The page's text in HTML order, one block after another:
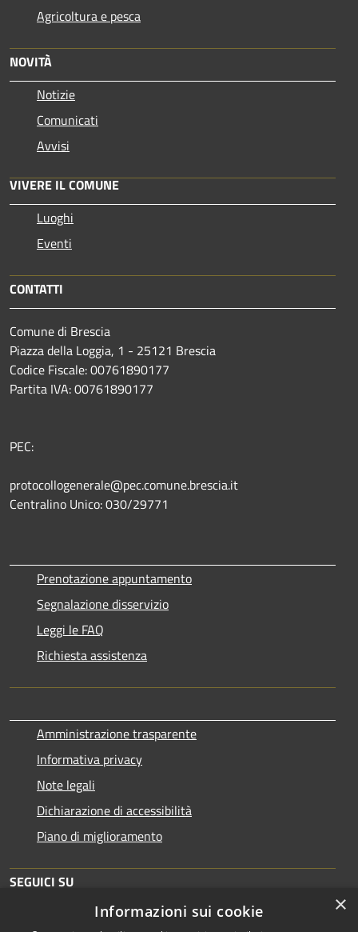
Agricoltura e pesca
NOVITÀ
Notizie
Comunicati
Avvisi
VIVERE IL COMUNE
Luoghi
Eventi
CONTATTI
Comune di Brescia
Piazza della Loggia, 1 - 25121 Brescia
Codice Fiscale: 00761890177
Partita IVA: 00761890177
PEC:
protocollogenerale@pec.comune.brescia.it
Centralino Unico: 030/29771
Prenotazione appuntamento
Segnalazione disservizio
Leggi le FAQ
Richiesta assistenza
Amministrazione trasparente
Informativa privacy
Note legali
Dichiarazione di accessibilità
Piano di miglioramento
SEGUICI SU
×
Informazioni sui cookie